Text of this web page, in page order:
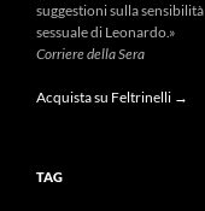
suggestioni sulla sensibilità
sessuale di Leonardo.»
Corriere della Sera
Acquista su Feltrinelli →
TAG